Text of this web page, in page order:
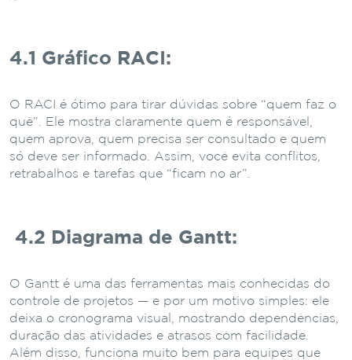
4.1 Gráfico RACI:
O RACI é ótimo para tirar dúvidas sobre “quem faz o
quê”. Ele mostra claramente quem é responsável,
quem aprova, quem precisa ser consultado e quem
só deve ser informado. Assim, você evita conflitos,
retrabalhos e tarefas que “ficam no ar”.
4.2 Diagrama de Gantt:
O Gantt é uma das ferramentas mais conhecidas do
controle de projetos — e por um motivo simples: ele
deixa o cronograma visual, mostrando dependências,
duração das atividades e atrasos com facilidade.
Além disso, funciona muito bem para equipes que